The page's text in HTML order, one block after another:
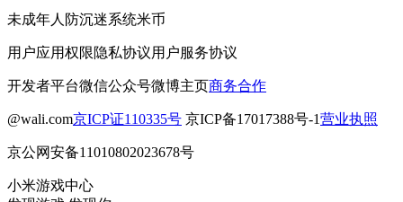
未成年人防沉迷系统米币
用户应用权限隐私协议用户服务协议
开发者平台微信公众号微博主页商务合作
@wali.com京ICP证110335号 京ICP备17017388号-1营业执照
京公网安备11010802023678号
小米游戏中心